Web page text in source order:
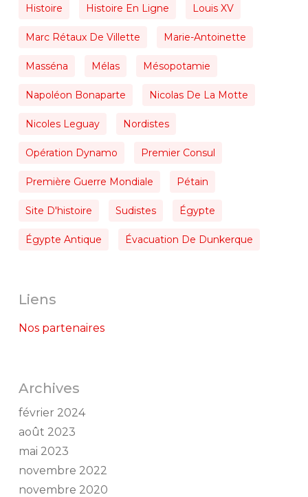
Histoire Histoire En Ligne Louis XV
Marc Rétaux De Villette Marie-Antoinette
Masséna Mélas Mésopotamie
Napoléon Bonaparte Nicolas De La Motte
Nicoles Leguay Nordistes
Opération Dynamo Premier Consul
Première Guerre Mondiale Pétain
Site D'histoire Sudistes Égypte
Égypte Antique Évacuation De Dunkerque
Liens
Nos partenaires
Archives
février 2024
août 2023
mai 2023
novembre 2022
novembre 2020